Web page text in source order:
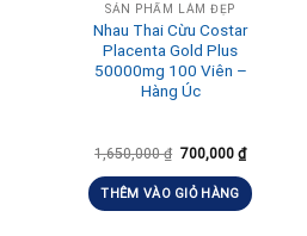
SẢN PHẨM LÀM ĐẸP
Nhau Thai Cừu Costar
Placenta Gold Plus
50000mg 100 Viên –
Hàng Úc
1,650,000₫ 700,000 ₫
THÊM VÀO GIỎ HÀNG